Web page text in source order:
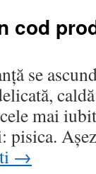
cod
se
mai
pisica.
→